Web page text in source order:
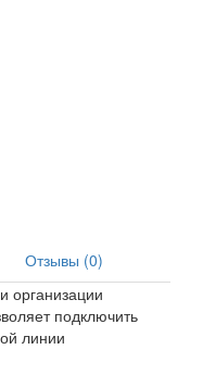
Отзывы (0)
организации
подключить
линии